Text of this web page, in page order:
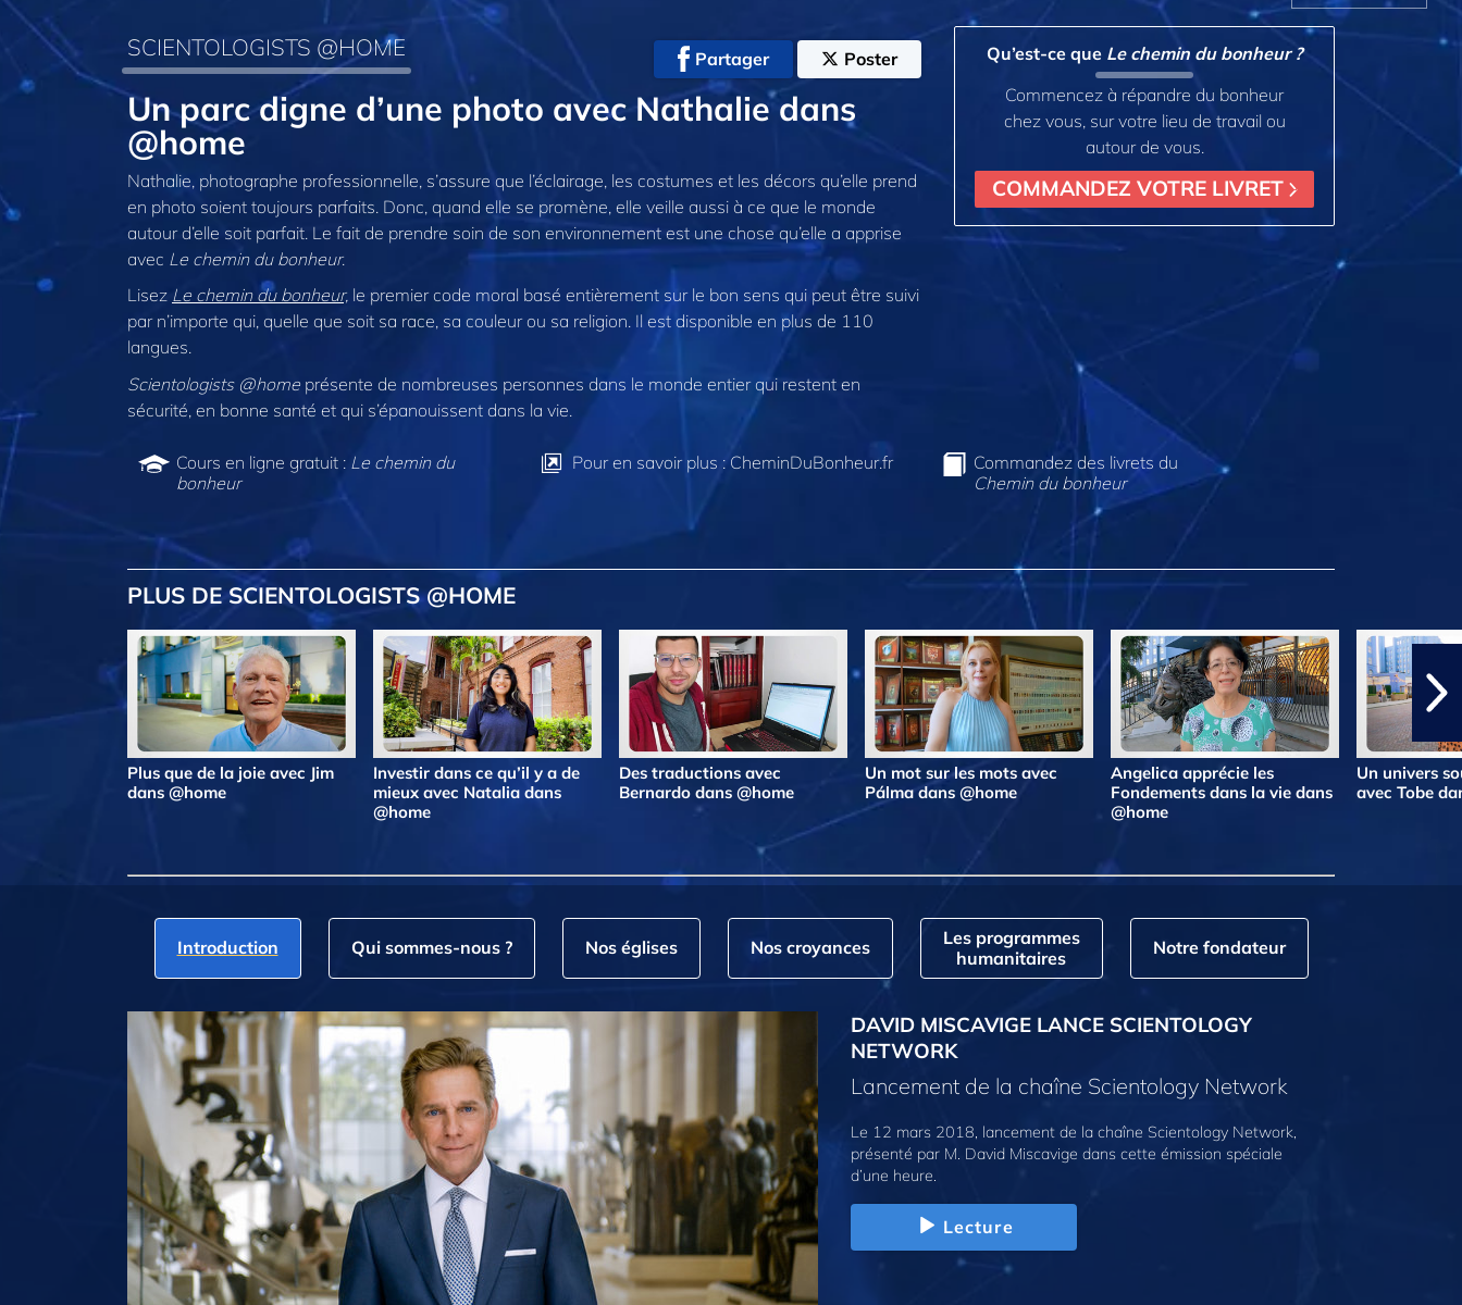
SCIENTOLOGISTS @HOME Partager Poster
Un parc digne d’une photo avec Nathalie dans
@home
Nathalie, photographe professionnelle, s’assure que l’éclairage, les costumes et les décors qu’elle prend
en photo soient toujours parfaits. Donc, quand elle se promène, elle veille aussi à ce que le monde
autour d’elle soit parfait. Le fait de prendre soin de son environnement est une chose qu’elle a apprise
avec Le chemin du bonheur.
Lisez Le chemin du bonheur, le premier code moral basé entièrement sur le bon sens qui peut être suivi
par n’importe qui, quelle que soit sa race, sa couleur ou sa religion. Il est disponible en plus de 110
langues.
Scientologists @homeprésente de nombreuses personnes dans le monde entier qui restent en
sécurité, en bonne santé et qui s’épanouissent dans la vie.
Qu’est-ce que Le chemin du bonheur ?
Commencez à répandre du bonheur
chez vous, sur votre lieu de travail ou
autour de vous.
COMMANDEZ VOTRE LIVRET
Cours en ligne gratuit : Le chemin du
bonheur
Pour en savoir plus : CheminDuBonheur.fr
Commandez des livrets du
Chemin du bonheur
PLUS DE SCIENTOLOGISTS @HOME
Plus que de la joie avec Jim
dans @home
Investir dans ce qu’il y a de
mieux avec Natalia dans
@home
Des traductions avec
Bernardo dans @home
Un mot sur les mots avec
Pálma dans @home
Angelica apprécie les
Fondements dans la vie dans
@home
Un univers
avec Tobe
Introduction Qui sommes‑nous ? Nos églises Nos croyances
Les programmes
humanitaires
Notre fondateur
DAVID MISCAVIGE LANCE SCIENTOLOGY
NETWORK
Lancement de la chaîne Scientology Network
Le 12 mars 2018, lancement de la chaîne Scientology Network,
présenté par M. David Miscavige dans cette émission spéciale
d’une heure.
Lecture